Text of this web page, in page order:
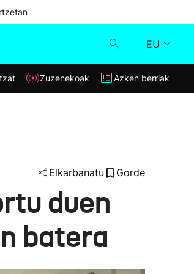
EU
Klisk
Azken berriak
Zuzenekoak Azken berriak
Elkarbanatu Gorde
duen
batera